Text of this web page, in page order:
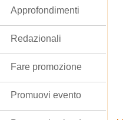
Approfondimenti
Redazionali
Fare promozione
Promuovi evento